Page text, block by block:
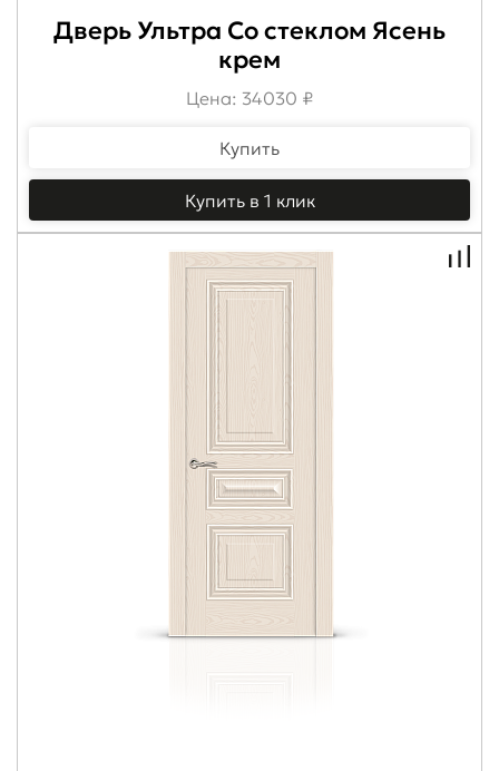
Дверь Ультра Со стеклом Ясень
крем
Цена: 34030 ₽
Купить
Купить в 1 клик